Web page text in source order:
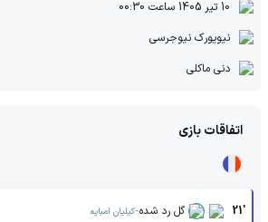
10 تیر 1405
ساعت 00:30
نیویورک نیوجرسی
دنی ماکلی
اتفاقات بازی
21' گل رد شده-کیلیان امباپه